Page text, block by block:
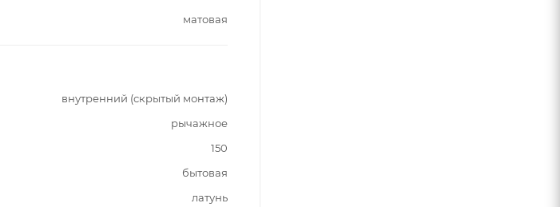
матовая
внутренний (скрытый монтаж)
рычажное
150
бытовая
латунь